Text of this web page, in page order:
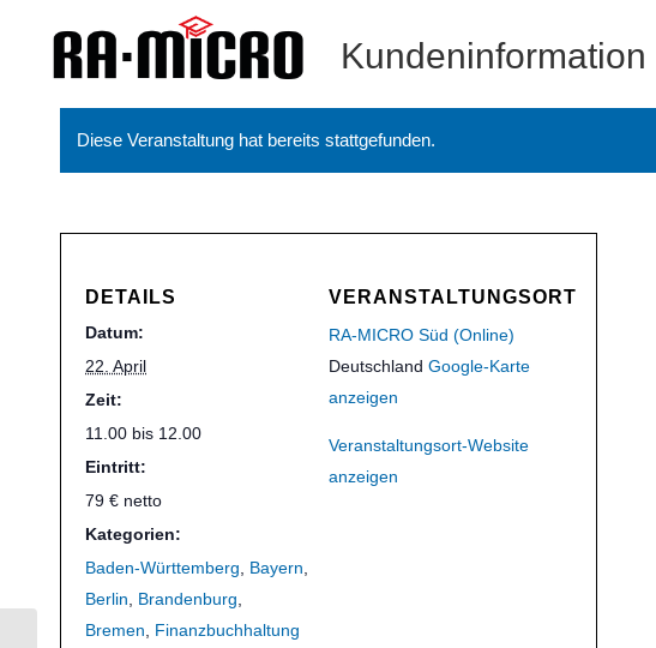
Kundeninformation
Diese Veranstaltung hat bereits stattgefunden.
DETAILS
Datum:
22. April
Zeit:
11.00 bis 12.00
Eintritt:
79 € netto
Kategorien:
Baden-Württemberg
Bayern
Berlin
Brandenburg
Bremen
Finanzbuchhaltung
VERANSTALTUNGSORT
RA-MICRO Süd (Online)
Deutschland Google-Karte
anzeigen
Veranstaltungsort-Website
anzeigen